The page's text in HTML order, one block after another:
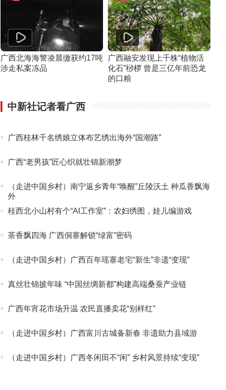
广西北海海警凌晨缴获约17吨
涉走私案冻品
广西融安发现上千株“植物活
化石”桫椤 曾是三亿年前恐龙
的口粮
中新社记者看广西
广西桂林千名绣娘立体布艺绣出海外“国潮路”
广西“老男孩”匠心织就壮锦新潮梦
（走进中国乡村）南宁返乡青年“唤醒”丘陵沃土 种瓜香飘海
外
桂西北小山村有个“AI工作室”：农妇绣图，娃儿编游戏
茶香飘四海 广西侗寨解锁“绿富”密码
（走进中国乡村）广西百年瑶寨老宅“新生”非遗“变现”
真丝壮锦披年味 “中国丝绸新都”构建高端桑蚕产业链
广西年宵花市场升温 农民直播卖花“别样红”
（走进中国乡村）广西富川古城备新春 非遗助力县域游
（走进中国乡村）广西冬闲田不“闲” 乡村风景持续“变现”